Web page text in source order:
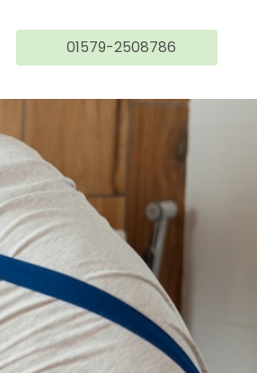
01579-2508786